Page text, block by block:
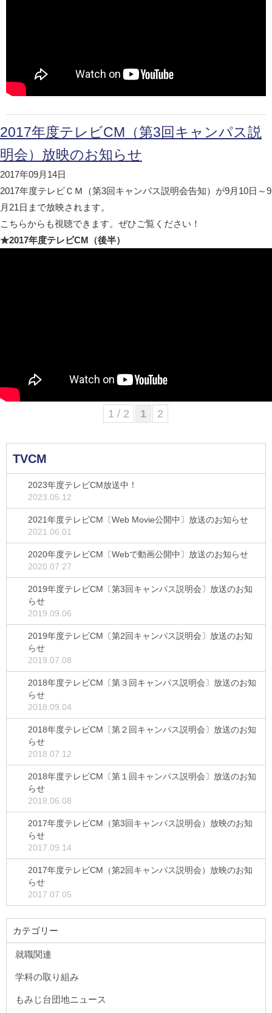
2017年度テレビCM（第3回キャンパス説
明会）放映のお知らせ
2017年09月14日
2017年度テレビＣＭ（第3回キャンパス説明会告知）が9月10日～9
月21日まで放映されます。
こちらからも視聴できます。ぜひご覧ください！
★2017年度テレビCM（後半）
1 / 2 1 2
TVCM
2023年度テレビCM放送中！
2023.05.12
2021年度テレビCM〔Web Movie公開中〕放送のお知らせ
2021.06.01
2020年度テレビCM〔Webで動画公開中〕放送のお知らせ
2020.07.27
2019年度テレビCM〔第3回キャンパス説明会〕放送のお知
らせ
2019.09.06
2019年度テレビCM〔第2回キャンパス説明会〕放送のお知
らせ
2019.07.08
2018年度テレビCM〔第３回キャンパス説明会〕放送のお知
らせ
2018.09.04
2018年度テレビCM〔第２回キャンパス説明会〕放送のお知
らせ
2018.07.12
2018年度テレビCM〔第１回キャンパス説明会〕放送のお知
らせ
2018.06.08
2017年度テレビCM（第3回キャンパス説明会）放映のお知
らせ
2017.09.14
2017年度テレビCM（第2回キャンパス説明会）放映のお知
らせ
2017.07.05
カテゴリー
就職関連
学科の取り組み
もみじ台団地ニュース